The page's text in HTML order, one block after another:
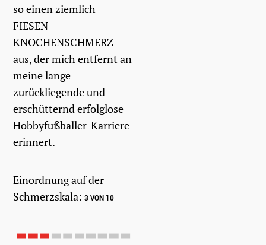
so einen ziemlich
FIESEN
KNOCHENSCHMERZ
aus, der mich entfernt an
meine lange
zurückliegende und
erschütternd erfolglose
Hobbyfußballer-Karriere
erinnert.
Einordnung auf der
Schmerzskala:3 VON 10